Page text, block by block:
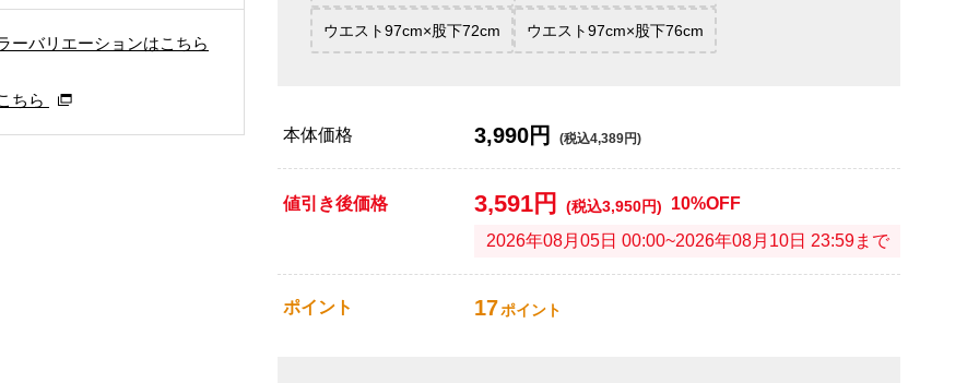
ーバリエーションはこちら
ちら
ウエスト97cm×股下72cm ウエスト97cm×股下76cm
本体価格 3,990円 (税込4,389円)
値引き後価格 3,591円 (税込3,950円) 10%OFF
2026年08月05日 00:00~2026年08月10日 23:59まで
ポイント 17ポイント